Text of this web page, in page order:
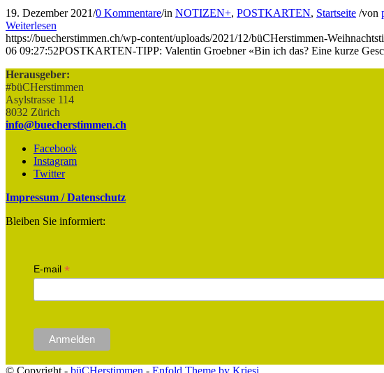
19. Dezember 2021/0 Kommentare/in NOTIZEN+, POSTKARTEN, Startseite /von
Weiterlesen
https://buecherstimmen.ch/wp-content/uploads/2021/12/büCHerstimmen-
06 09:27:52POSTKARTEN-TIPP: Valentin Groebner «Bin ich das? Eine kurze
Herausgeber:
#büCHerstimmen
Asylstrasse 114
8032 Zürich
info@buecherstimmen.ch
Facebook
Instagram
Twitter
Impressum / Datenschutz
Bleiben Sie informiert:
E-mail *
© Copyright - büCHerstimmen - Enfold Theme by Kriesi